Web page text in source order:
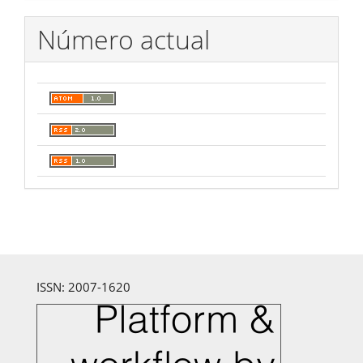
Número actual
ISSN: 2007-1620